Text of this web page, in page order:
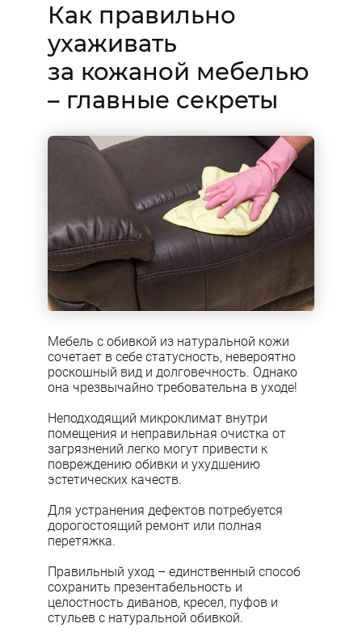
Как правильно
ухаживать
за кожаной мебелью
– главные секреты
Мебель с обивкой из натуральной кожи
сочетает в себе статусность, невероятно
роскошный вид и долговечность. Однако
она чрезвычайно требовательна в уходе!
Неподходящий микроклимат внутри
помещения и неправильная очистка от
загрязнений легко могут привести к
повреждению обивки и ухудшению
эстетических качеств.
Для устранения дефектов потребуется
дорогостоящий ремонт или полная
перетяжка.
Правильный уход – единственный способ
сохранить презентабельность и
целостность диванов, кресел, пуфов и
стульев с натуральной обивкой.